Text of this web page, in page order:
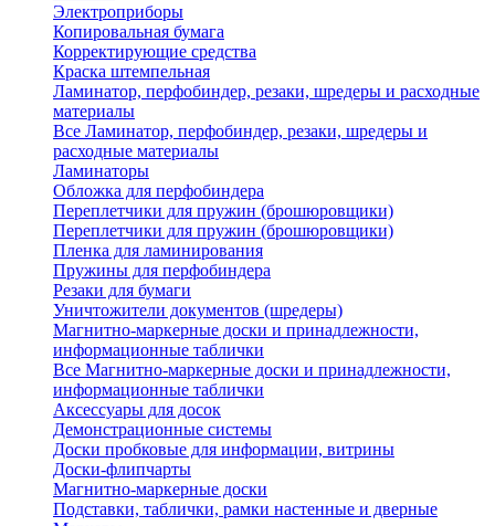
Электроприборы
Копировальная бумага
Корректирующие средства
Краска штемпельная
Ламинатор, перфобиндер, резаки, шредеры и расходные
материалы
Все Ламинатор, перфобиндер, резаки, шредеры и
расходные материалы
Ламинаторы
Обложка для перфобиндера
Переплетчики для пружин (брошюровщики)
Переплетчики для пружин (брошюровщики)
Пленка для ламинирования
Пружины для перфобиндера
Резаки для бумаги
Уничтожители документов (шредеры)
Магнитно-маркерные доски и принадлежности,
информационные таблички
Все Магнитно-маркерные доски и принадлежности,
информационные таблички
Аксессуары для досок
Демонстрационные системы
Доски пробковые для информации, витрины
Доски-флипчарты
Магнитно-маркерные доски
Подставки, таблички, рамки настенные и дверные